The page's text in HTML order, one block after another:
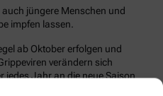
jüngere Menschen und
impfen lassen.
ab Oktober erfolgen und
verändern sich
Jahr an die neue Saison